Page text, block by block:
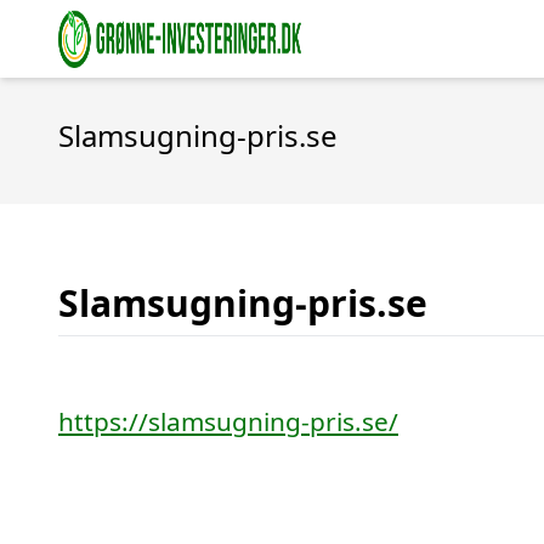
Slamsugning-pris.se
Slamsugning-pris.se
https://slamsugning-pris.se/